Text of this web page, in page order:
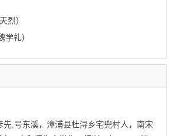
烈）
学礼）
,号东溪，漳浦县杜浔乡宅兜村人，南宋